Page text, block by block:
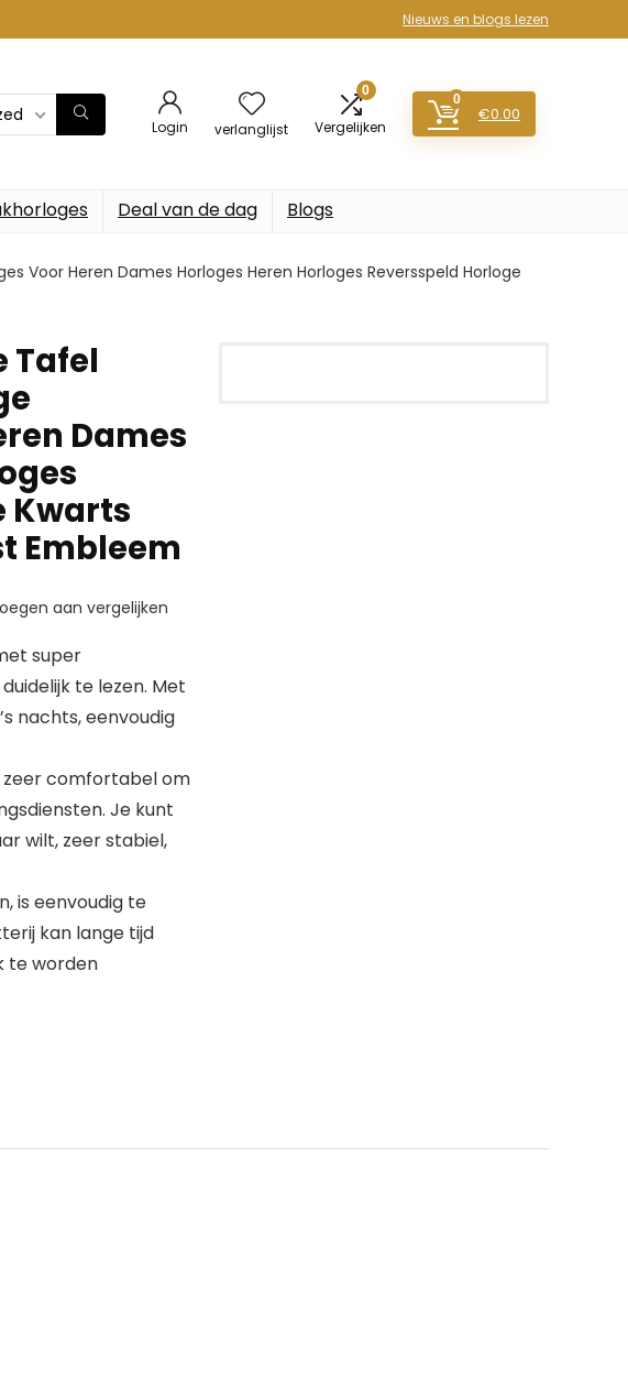
Nieuws en blogs lezen
Login verlanglijst
0
Vergelijken
0
€0.00
Deal van de dag Blogs
Voor Heren Dames Horloges Heren Horloges Reversspeld Horloge
Tafel
Dames
Kwarts
Embleem
aan vergelijken
super
te lezen. Met
nachts, eenvoudig
zeer comfortabel om
Je kunt
wilt, zeer stabiel,
is eenvoudig te
kan lange tijd
te worden